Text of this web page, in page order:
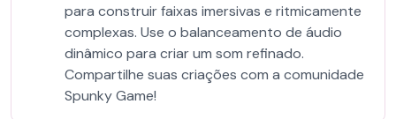
para construir faixas imersivas e ritmicamente
complexas. Use o balanceamento de áudio
dinâmico para criar um som refinado.
Compartilhe suas criações com a comunidade
Spunky Game!